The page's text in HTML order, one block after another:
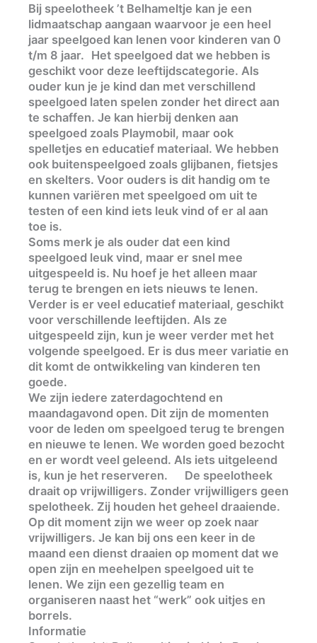
Bij speelotheek ’t Belhameltje kan je een
lidmaatschap aangaan waarvoor je een heel
jaar speelgoed kan lenen voor kinderen van 0
t/m 8 jaar. Het speelgoed dat we hebben is
geschikt voor deze leeftijdscategorie. Als
ouder kun je je kind dan met verschillend
speelgoed laten spelen zonder het direct aan
te schaffen. Je kan hierbij denken aan
speelgoed zoals Playmobil, maar ook
spelletjes en educatief materiaal. We hebben
ook buitenspeelgoed zoals glijbanen, fietsjes
en skelters. Voor ouders is dit handig om te
kunnen variëren met speelgoed om uit te
testen of een kind iets leuk vind of er al aan
toe is.
Soms merk je als ouder dat een kind
speelgoed leuk vind, maar er snel mee
uitgespeeld is. Nu hoef je het alleen maar
terug te brengen en iets nieuws te lenen.
Verder is er veel educatief materiaal, geschikt
voor verschillende leeftijden. Als ze
uitgespeeld zijn, kun je weer verder met het
volgende speelgoed. Er is dus meer variatie en
dit komt de ontwikkeling van kinderen ten
goede.
We zijn iedere zaterdagochtend en
maandagavond open. Dit zijn de momenten
voor de leden om speelgoed terug te brengen
en nieuwe te lenen. We worden goed bezocht
en er wordt veel geleend. Als iets uitgeleend
is, kun je het reserveren. De speelotheek
draait op vrijwilligers. Zonder vrijwilligers geen
spelotheek. Zij houden het geheel draaiende.
Op dit moment zijn we weer op zoek naar
vrijwilligers. Je kan bij ons een keer in de
maand een dienst draaien op moment dat we
open zijn en meehelpen speelgoed uit te
lenen. We zijn een gezellig team en
organiseren naast het “werk” ook uitjes en
borrels.
Informatie